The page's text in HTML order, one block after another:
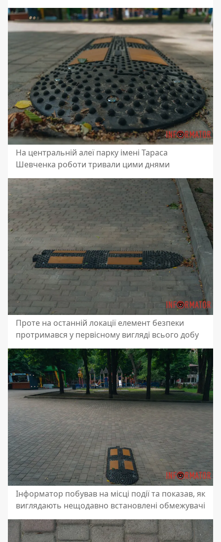
На центральній алеї парку імені Тараса
Шевченка роботи тривали цими днями
Проте на останній локації елемент безпеки
протримався у первісному вигляді всього добу
Інформатор побував на місці події та показав, як
виглядають нещодавно встановлені обмежувачі